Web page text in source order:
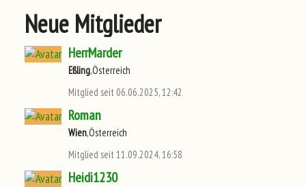
Neue Mitglieder
HerrMarder
Eßling,Österreich
Mitglied seit 06.06.2025, 12:42
Roman
Wien,Österreich
Mitglied seit 11.09.2024, 16:58
Heidi1230